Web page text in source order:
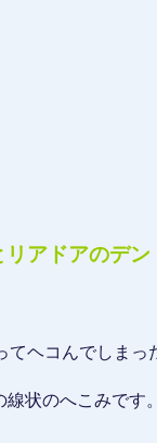
アドアのデン
てヘコんでしまっ
線状のへこみです